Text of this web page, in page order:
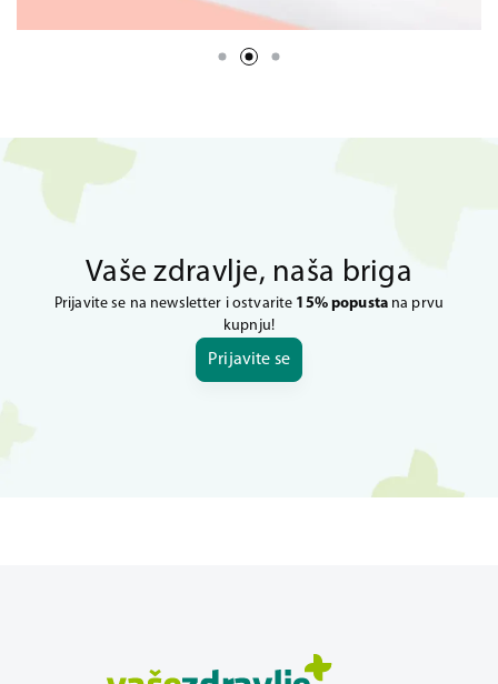
Vaše zdravlje, naša briga
Prijavite se na newsletter i ostvarite 15% popustana prvu
kupnju!
Prijavite se